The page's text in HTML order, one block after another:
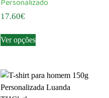
Personalizado
17.60€
Ver opçõesproduct
variants.
The